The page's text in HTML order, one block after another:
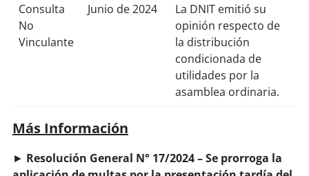
Consulta
No
Vinculante
Junio de 2024
La DNIT emitió su
opinión respecto de
la distribución
condicionada de
utilidades por la
asamblea ordinaria.
Más Información
► Resolución General N° 17/2024 – Se prorroga la